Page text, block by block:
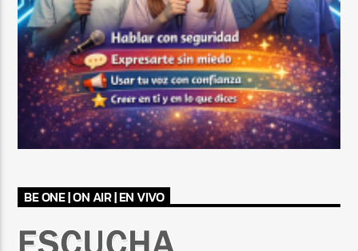
BE ONE | ON AIR | EN VIVO